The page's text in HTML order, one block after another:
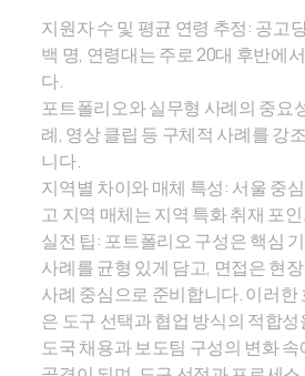
지원자 수 및 평균 연령 추정: 공고
백 명, 연령대는 주로 20대 후반에
다.
포트폴리오와 실무형 사례의 중요
례, 영상 클립 등 구체적 사례를 강
니다.
지역별 차이와 매체 특성: 서울 중
고 지역 매체는 지역 특화 취재 포
실전 팁: 포트폴리오 구성은 핵심
사례를 균형 있게 담고, 면접은 현
사례 중심으로 준비합니다. 이러한
은 도구 선택과 협업 방식의 적합
도국 채용과 보도팀 구성의 변화